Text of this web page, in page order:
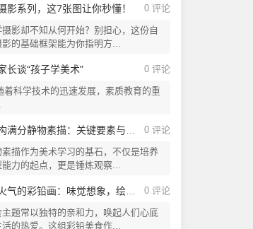
0 评论
影系列，这7张图让你秒懂！
摄影却不知从何开始？别担心，这份自
的基础框架能为你指明方...
0 评论
长谈“孩子学美术”
科学技术的迅速发展，素质教育的重
0 评论
满分静物素描：关键要素与创作逻辑
素描作为美术学习的基石，不仅是培养
力的起点，更是锤炼观察...
0 评论
气的彩铅画：味觉想象，绘就美食!
主题常以独特的亲和力，唤起人们心底
活的热爱。这组彩铅美食作...